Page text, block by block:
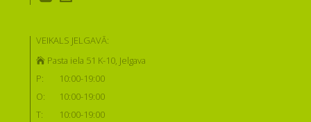
VEIKALS JELGAVĀ:
Pasta iela 51 K-10, Jelgava
P:
10:00-19:00
O:
10:00-19:00
T:
10:00-19:00